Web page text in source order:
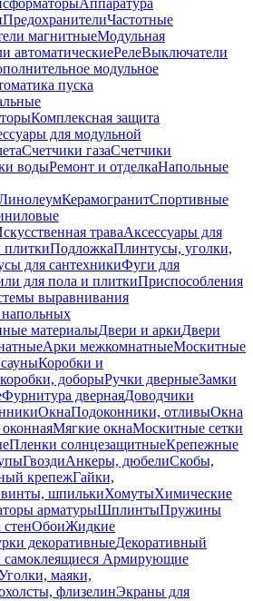
Аппаратура
ПредохранителиЧастотные
магнитныеМодульная
автоматическиеРелеВыключатели
модульное
пуска
Комплексная защита
для модульной
Счетчики газаСчетчики
водыРемонт и отделкаНапольные
КерамогранитСпортивные
траваАксессуары для
ПодложкаПлинтусы, уголки,
для сантехникиФуги для
для пола и плиткиПриспособления
выравнивания
напольных
материалыДвери и аркиДвери
Арки межкомнатныеМоскитные
Коробки и
доборыРучки дверныеЗамки
Фурнитура двернаяДоводчики
ОкнаПодоконники, отливыОкна
Мягкие окнаМоскитные сетки
Пленки солнцезащитныеКрепежные
ГвоздиАнкеры, дюбелиСкобы,
крепежГайки,
шпилькиХомутыХимические
арматурыШплинтыПружины
ОбоиЖидкие
декоративныеДекоративный
Армирующие
маяки,
флизелинЭкраны для